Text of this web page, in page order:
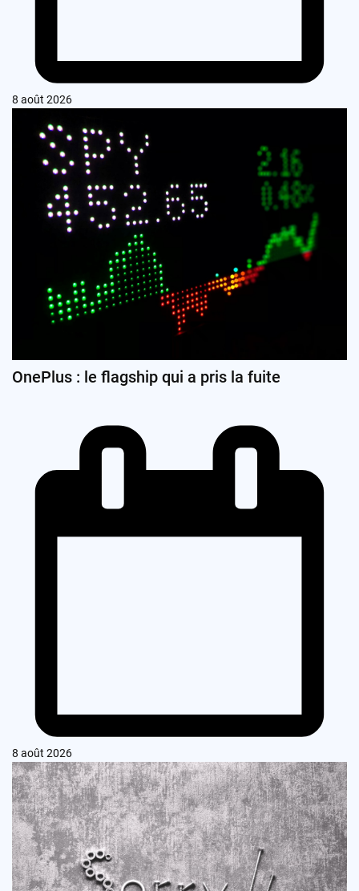
8 août 2026
OnePlus : le flagship qui a pris la fuite
8 août 2026